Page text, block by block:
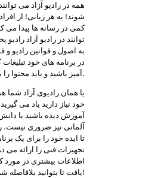
همه در رادیو آزاد می
شوند! به هر زبانی! از
کمی در رسانه ها پیدا
توانند در رادیو آزاد
به اصول و قوانین رادیو و
در برنامه های خود تبلیغات
آمیز باشید و باید محتوا را به دقت مورد تحقیق قرار دهید.
یا همان رادیوی آزاد شما
خود نیاز دارید یاد می
آموزش دیده باشید یا
آلمانی نیز ضروری نیست.
تا ایده خود را برای یک
تجهیزات فنی را ارائه می
اطلاعات بیشتری در مورد
یافت تا بتوانید بلافاصله شروع به کار کنید!